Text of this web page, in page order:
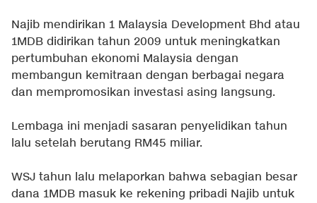
Najib mendirikan 1 Malaysia Development Bhd atau
1MDB didirikan tahun 2009 untuk meningkatkan
pertumbuhan ekonomi Malaysia dengan
membangun kemitraan dengan berbagai negara
dan mempromosikan investasi asing langsung.
Lembaga ini menjadi sasaran penyelidikan tahun
lalu setelah berutang RM45 miliar.
WSJ tahun lalu melaporkan bahwa sebagian besar
dana 1MDB masuk ke rekening pribadi Najib untuk